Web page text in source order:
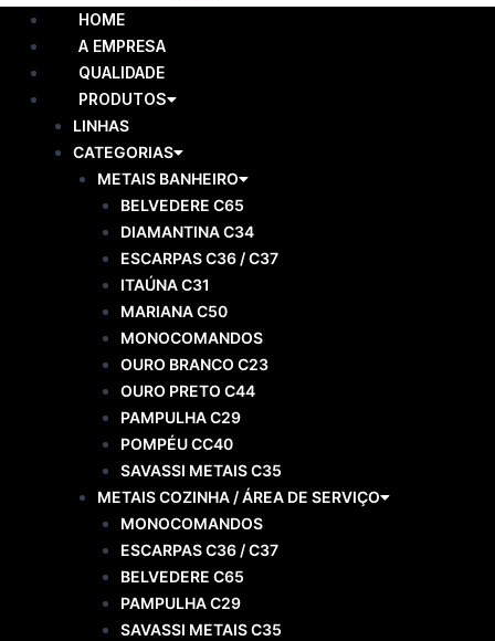
HOME
A EMPRESA
QUALIDADE
PRODUTOS
LINHAS
CATEGORIAS
METAIS BANHEIRO
BELVEDERE C65
DIAMANTINA C34
ESCARPAS C36 / C37
ITAÚNA C31
MARIANA C50
MONOCOMANDOS
OURO BRANCO C23
OURO PRETO C44
PAMPULHA C29
POMPÉU CC40
SAVASSI METAIS C35
METAIS COZINHA / ÁREA DE SERVIÇO
MONOCOMANDOS
ESCARPAS C36 / C37
BELVEDERE C65
PAMPULHA C29
SAVASSI METAIS C35
Menu